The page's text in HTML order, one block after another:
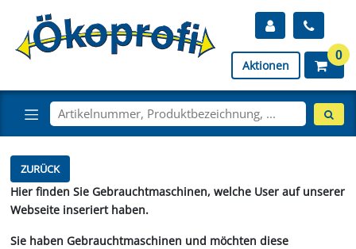
Aktionen
0
ZURÜCK
Hier finden Sie Gebrauchtmaschinen, welche User auf unserer
Webseite inseriert haben.
Sie haben Gebrauchtmaschinen und möchten diese